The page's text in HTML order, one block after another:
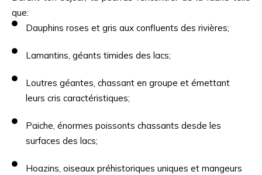
que:
Dauphins roses et gris aux confluents des rivières;
Lamantins, géants timides des lacs;
Loutres géantes, chassant en groupe et émettant
leurs cris caractéristiques;
Paiche, énormes poissonts chassants desde les
surfaces des lacs;
Hoazins, oiseaux préhistoriques uniques et mangeurs